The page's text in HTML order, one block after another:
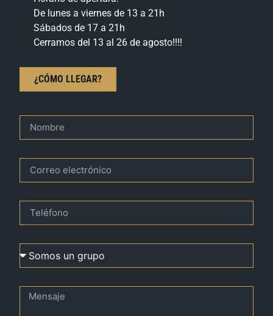
De lunes a viernes de 13 a 21h
Sábados de 17 a 21h
Cerramos del 13 al 26 de agosto!!!!
¿CÓMO LLEGAR?